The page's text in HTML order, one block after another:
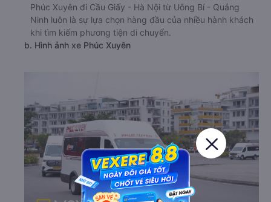
Phúc Xuyên đi Cầu Giấy - Hà Nội từ Uông Bí - Quảng
Ninh luôn là sự lựa chọn hàng đầu của nhiều hành khách
khi tìm kiếm phương tiện di chuyển.
b. Hình ảnh xe Phúc Xuyên